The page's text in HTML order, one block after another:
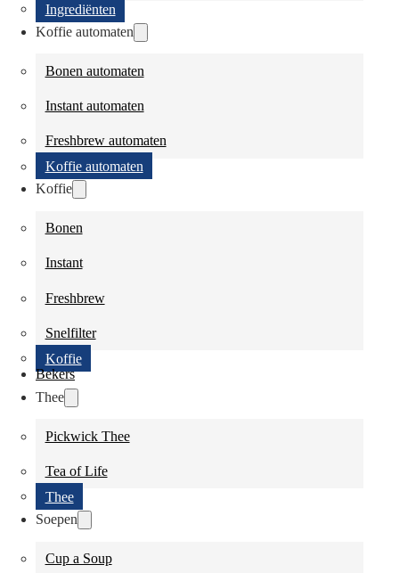
Ingrediënten
Koffie automaten
Bonen automaten
Instant automaten
Freshbrew automaten
Koffie automaten
Koffie
Bonen
Instant
Freshbrew
Snelfilter
Koffie
Bekers
Thee
Pickwick Thee
Tea of Life
Thee
Soepen
Cup a Soup